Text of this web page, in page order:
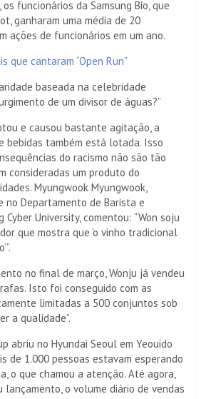
os funcionários da Samsung Bio, que
ganharam uma média de 20
ações de funcionários em um ano.
que cantaram “Open Run”
baseada na celebridade
de um divisor de águas?”
e causou bastante agitação, a
bebidas também está lotada. Isso
do racismo não são tão
consideradas um produto do
Myungwook Myungwook,
no Departamento de Barista e
Cyber ​​​​University, comentou: “Won soju
que mostra que ‘o vinho tradicional
no final de março, Wonju já vendeu
Isto foi conseguido com as
limitadas a 500 conjuntos sob
a qualidade”.
abriu no Hyundai Seoul em Yeouido
de 1.000 pessoas estavam esperando
o que chamou a atenção. Até agora,
lançamento, o volume diário de vendas